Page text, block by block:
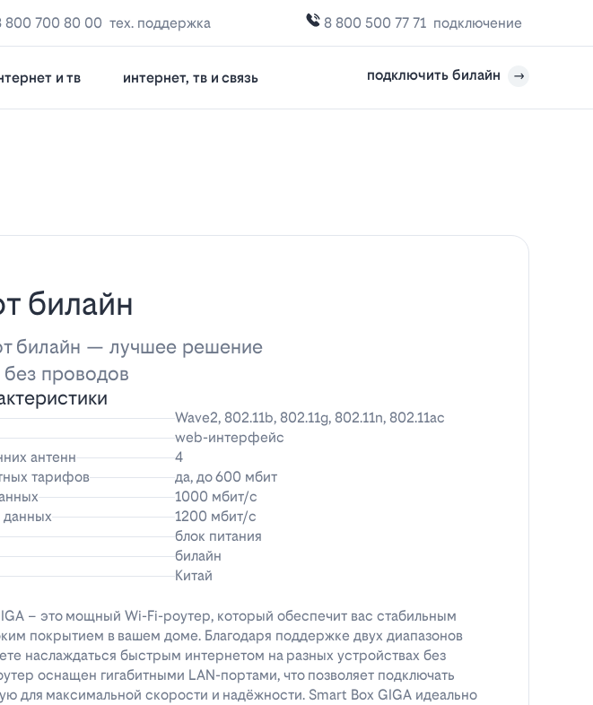
800 700 80 00 тех. поддержка 8 800 500 77 71 подключение
и тв интернет, тв и связь подключить билайн
билайн
билайн — лучшее решение
без проводов
Wave2, 802.11b, 802.11g, 802.11n, 802.11ac
web-интерфейс
антенн
4
тарифов
да, до 600 мбит
1000 мбит/с
данных
1200 мбит/с
блок питания
билайн
Китай
– это мощный Wi-Fi-роутер, который обеспечит вас стабильным
покрытием в вашем доме. Благодаря поддержке двух диапазонов
наслаждаться быстрым интернетом на разных устройствах без
оснащен гигабитными LAN-портами, что позволяет подключать
для максимальной скорости и надёжности. Smart Box GIGA идеально